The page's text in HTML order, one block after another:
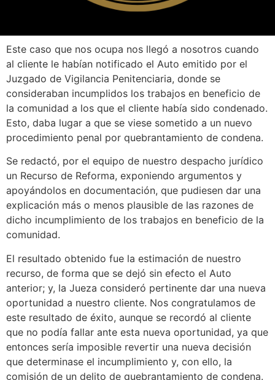
Este caso que nos ocupa nos llegó a nosotros cuando
al cliente le habían notificado el Auto emitido por el
Juzgado de Vigilancia Penitenciaria, donde se
consideraban incumplidos los trabajos en beneficio de
la comunidad a los que el cliente había sido condenado.
Esto, daba lugar a que se viese sometido a un nuevo
procedimiento penal por quebrantamiento de condena.
Se redactó, por el equipo de nuestro despacho jurídico
un Recurso de Reforma, exponiendo argumentos y
apoyándolos en documentación, que pudiesen dar una
explicación más o menos plausible de las razones de
dicho incumplimiento de los trabajos en beneficio de la
comunidad.
El resultado obtenido fue la estimación de nuestro
recurso, de forma que se dejó sin efecto el Auto
anterior; y, la Jueza consideró pertinente dar una nueva
oportunidad a nuestro cliente. Nos congratulamos de
este resultado de éxito, aunque se recordó al cliente
que no podía fallar ante esta nueva oportunidad, ya que
entonces sería imposible revertir una nueva decisión
que determinase el incumplimiento y, con ello, la
comisión de un delito de quebrantamiento de condena.